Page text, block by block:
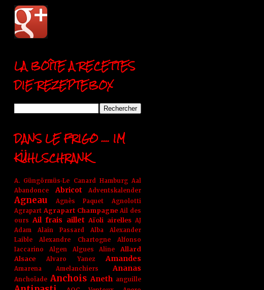
LA BOÎTE A RECETTES
DIE REZEPTEBOX
DANS LE FRIGO .... IM
KÜHLSCHRANK
A. Güngörmüs-Le Canard Hamburg Aal
Abandonce
Abricot Adventskalender
Agneau Agnès Paquet
Agnolotti
Agrapart Agrapart Champagne Ail des
ours Ail frais aillet Aïoli airelles AJ
Adam
Alain Passard Alba
Alexander
Laible
Alexandre Chartogne
Alfonso
Iaccarino
Algen Algues Aline
Allard
Alsace
Alvaro Yanez Amandes
Amarena Amelanchiers Ananas
Anchoïade Anchois Aneth anguille